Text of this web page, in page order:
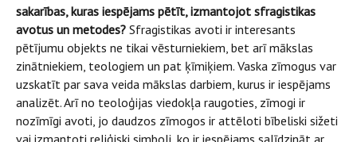
sakarības, kuras iespējams pētīt, izmantojot sfragistikas
avotus un metodes? Sfragistikas avoti ir interesants
pētījumu objekts ne tikai vēsturniekiem, bet arī mākslas
zinātniekiem, teologiem un pat ķīmiķiem. Vaska zīmogus var
uzskatīt par sava veida mākslas darbiem, kurus ir iespējams
analizēt. Arī no teoloģijas viedokļa raugoties, zīmogi ir
nozīmīgi avoti, jo daudzos zīmogos ir attēloti bībeliski sižeti
vai izmantoti reliģiski simboli, ko ir iespējams salīdzināt ar